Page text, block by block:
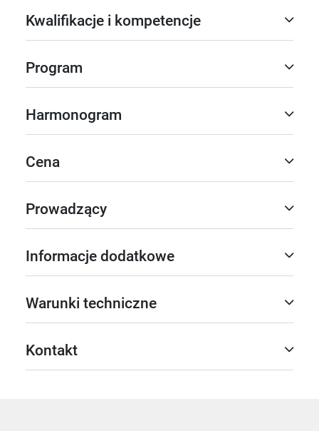
Kwalifikacje i kompetencje
Program
Harmonogram
Cena
Prowadzący
Informacje dodatkowe
Warunki techniczne
Kontakt